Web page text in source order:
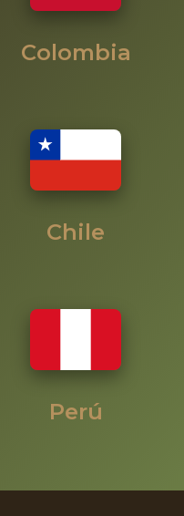
Colombia
Chile
Perú